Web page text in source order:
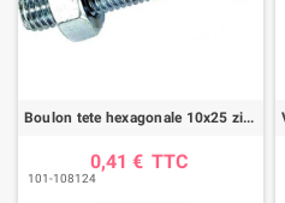
Boulon tete hexagonale 10x25 zingue 6.8 ft (boite de 100)
0,41 € TTC
101-108124